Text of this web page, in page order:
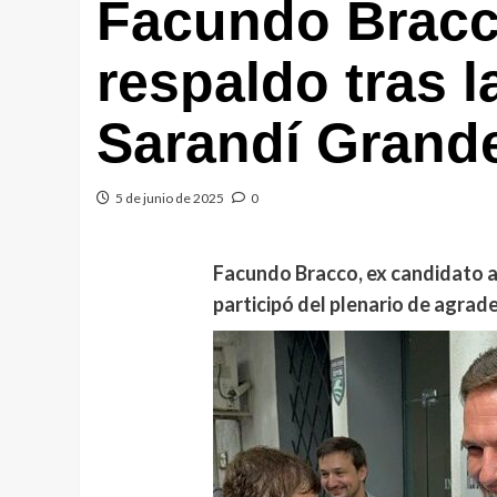
Facundo
respaldo tras
Sarandí
5 de junio de 2025 0
Facundo Bracco, ex candidato
participó del plenario de